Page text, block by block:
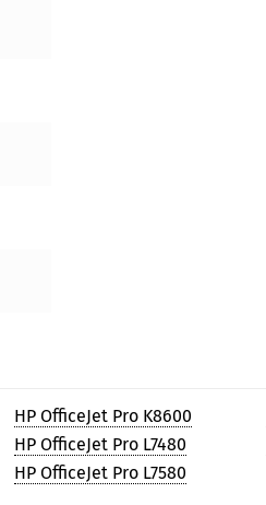
HP OfficeJet Pro K8600
HP OfficeJet Pro L7480
HP OfficeJet Pro L7580